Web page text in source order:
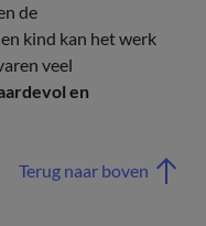
de
kind kan het werk
veel
en
Terug naar boven